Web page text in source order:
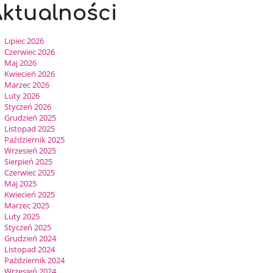
Lipiec 2026
Czerwiec 2026
Maj 2026
Kwiecień 2026
Marzec 2026
Luty 2026
Styczeń 2026
Grudzień 2025
Listopad 2025
Październik 2025
Wrzesień 2025
Sierpień 2025
Czerwiec 2025
Maj 2025
Kwiecień 2025
Marzec 2025
Luty 2025
Styczeń 2025
Grudzień 2024
Listopad 2024
Październik 2024